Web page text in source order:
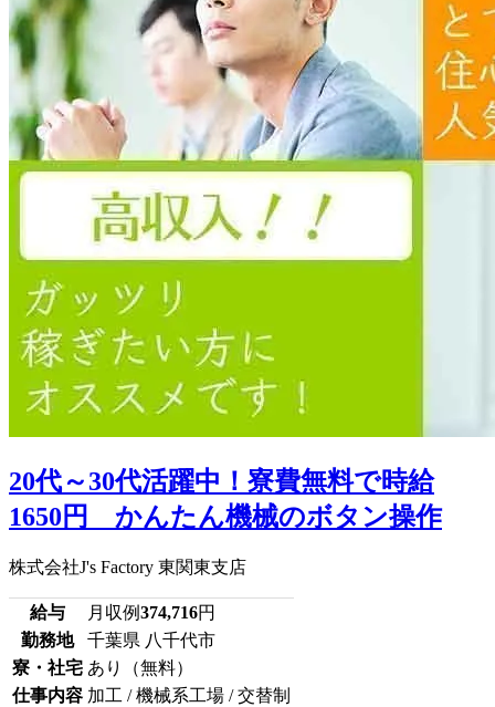
20代～30代活躍中！寮費無料で時給
1650円 かんたん機械のボタン操作
株式会社J's Factory 東関東支店
給与 月収例374,716円
勤務地
千葉県 八千代市
寮・社宅 あり（無料）
仕事内容 加工 / 機械系工場 / 交替制